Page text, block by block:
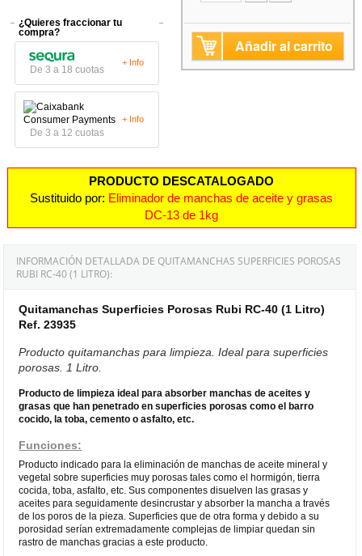
¿Quieres fraccionar tu
compra?
De 3 a 18 cuotas
+ Info
De 3 a 12 cuotas
+ Info
Añadir al carrito
PRODUCTO DESCATALOGADO
Sustituido por: Eliminador de manchas de aceite y grasas
DC-13 de 1kg
INFORMACIÓN DETALLADA DE QUITAMANCHAS SUPERFICIES POROSAS
RUBI RC-40 (1 LITRO):
Quitamanchas Superficies Porosas Rubi RC-40 (1 Litro)
Ref. 23935
Producto quitamanchas para limpieza. Ideal para superficies
porosas. 1 Litro.
Producto de limpieza ideal para absorber manchas de aceites y
grasas que han penetrado en superficiesporosas como el barro
cocido, la toba, cemento o asfalto, etc.
Funciones:
Producto indicado para la eliminación de manchas de aceite mineral y
vegetal sobre superficies muy porosas tales como el hormigón, tierra
cocida, toba, asfalto, etc. Sus componentes disuelven las grasas y
aceites para seguidamente desincrustar y absorber la mancha a través
de los poros de la pieza. Superficies que de otra forma y debido a su
porosidad serían extremadamente complejas de limpiar quedan sin
rastro de manchas gracias a este producto.